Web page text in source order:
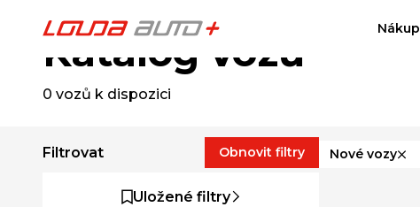
Nákup
Katalog vozů
0 vozů k dispozici
Filtrovat Obnovit filtry
Uložené filtry
Nové vozy